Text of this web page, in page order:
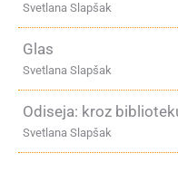
Svetlana Slapšak
Glas
Svetlana Slapšak
Odiseja: kroz
Svetlana Slapšak